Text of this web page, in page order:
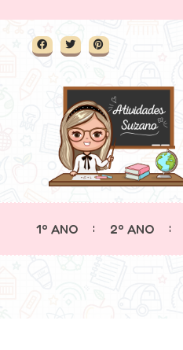
1º ANO 2º ANO